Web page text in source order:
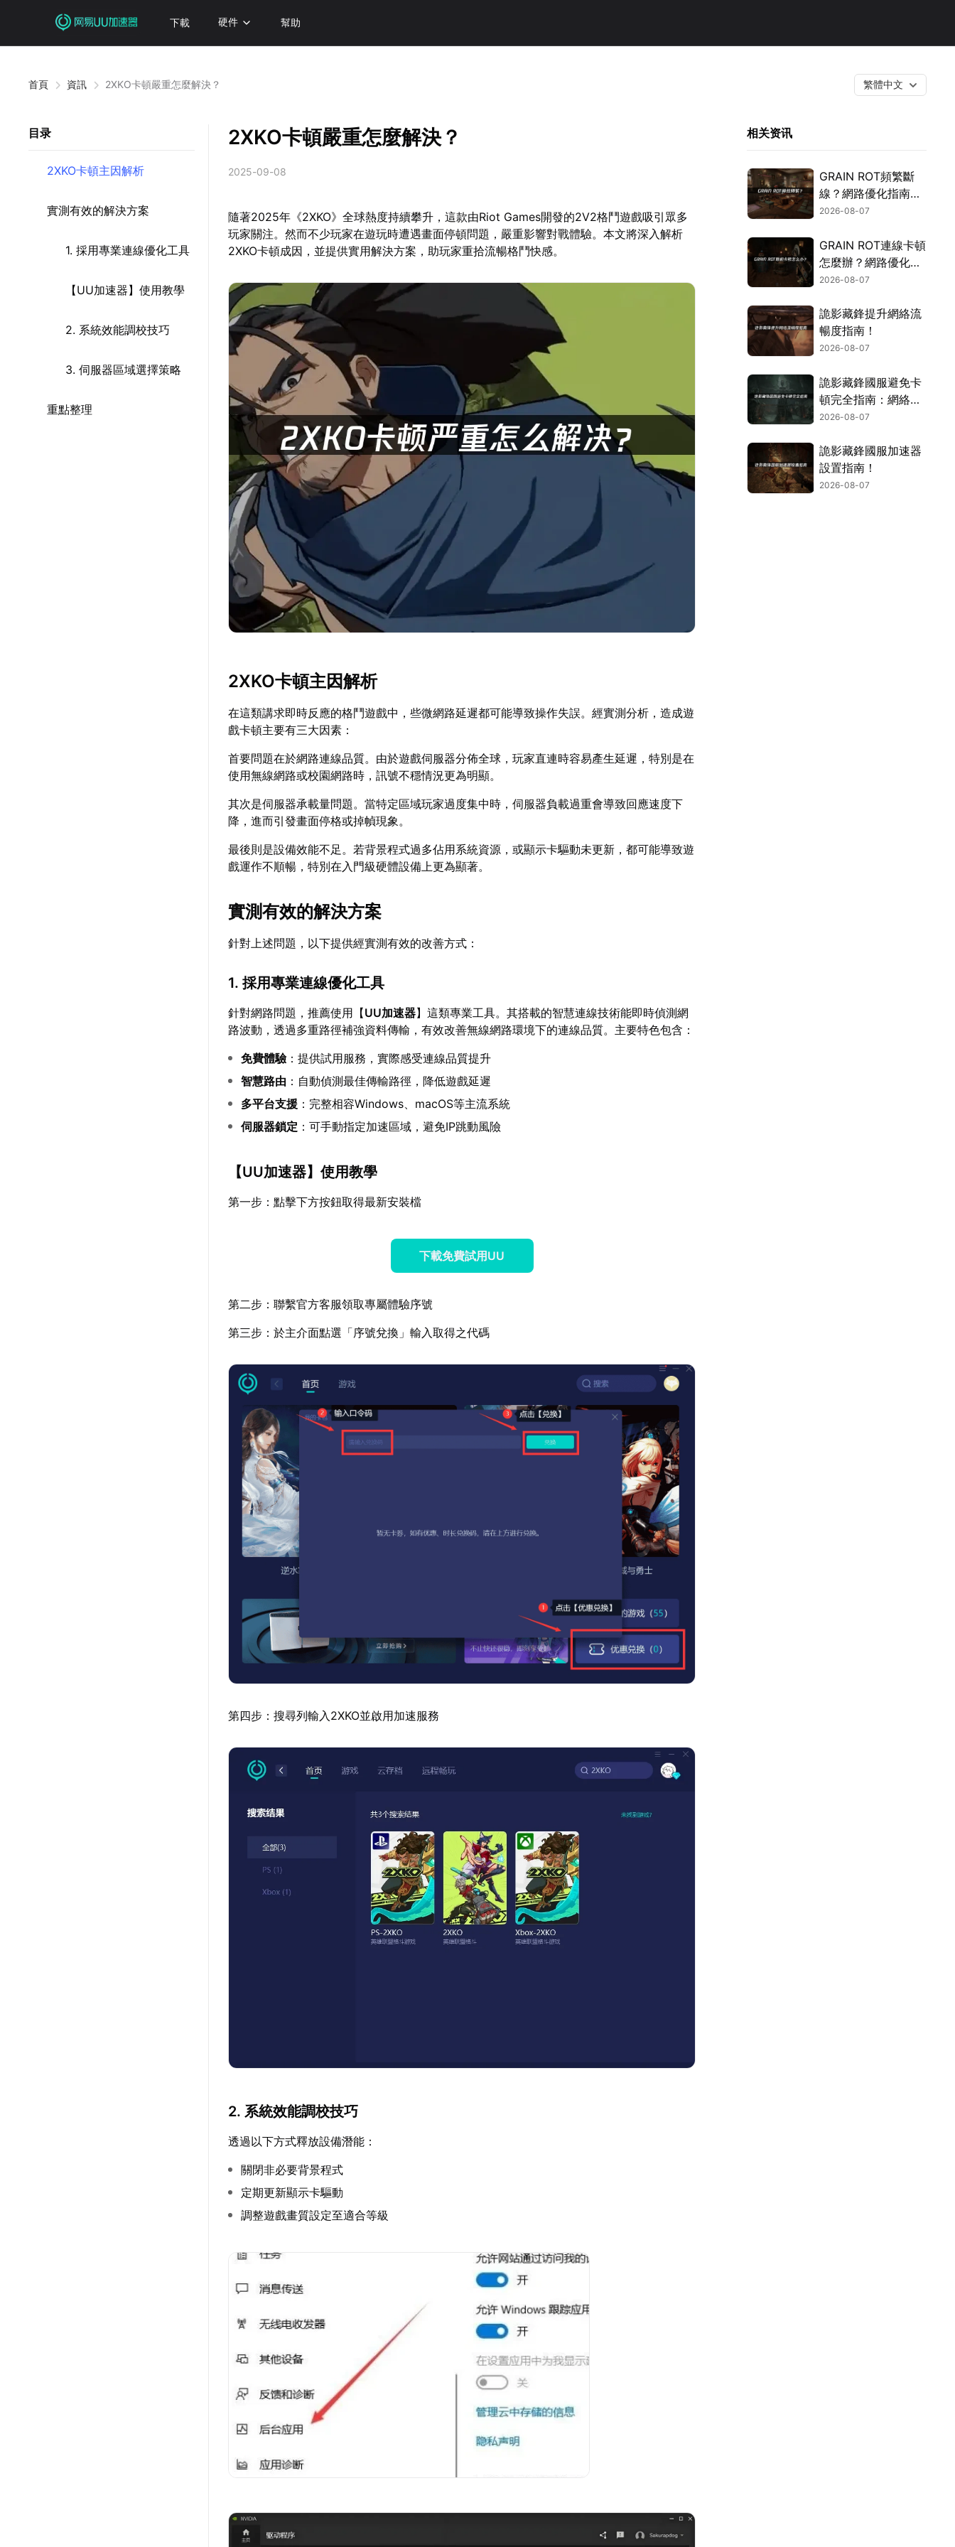
下載 硬件 幫助
首頁 資訊 2XKO卡頓嚴重怎麼解決？ 繁體中文
目录
2XKO卡頓主因解析
實測有效的解決方案
1. 採用專業連線優化工具
【UU加速器】使用教學
2. 系統效能調校技巧
3. 伺服器區域選擇策略
重點整理
2XKO卡頓嚴重怎麼解決？
2025-09-08
隨著2025年《2XKO》全球熱度持續攀升，這款由Riot Games開發的2V2格鬥遊戲吸引眾多
玩家關注。然而不少玩家在遊玩時遭遇畫面停頓問題，嚴重影響對戰體驗。本文將深入解析
2XKO卡頓成因，並提供實用解決方案，助玩家重拾流暢格鬥快感。
2XKO卡頓主因解析
在這類講求即時反應的格鬥遊戲中，些微網路延遲都可能導致操作失誤。經實測分析，造成遊
戲卡頓主要有三大因素：
首要問題在於網路連線品質。由於遊戲伺服器分佈全球，玩家直連時容易產生延遲，特別是在
使用無線網路或校園網路時，訊號不穩情況更為明顯。
其次是伺服器承載量問題。當特定區域玩家過度集中時，伺服器負載過重會導致回應速度下
降，進而引發畫面停格或掉幀現象。
最後則是設備效能不足。若背景程式過多佔用系統資源，或顯示卡驅動未更新，都可能導致遊
戲運作不順暢，特別在入門級硬體設備上更為顯著。
實測有效的解決方案
針對上述問題，以下提供經實測有效的改善方式：
1. 採用專業連線優化工具
針對網路問題，推薦使用【UU加速器】這類專業工具。其搭載的智慧連線技術能即時偵測網
路波動，透過多重路徑補強資料傳輸，有效改善無線網路環境下的連線品質。主要特色包含：
免費體驗：提供試用服務，實際感受連線品質提升
智慧路由 ：自動偵測最佳傳輸路徑，降低遊戲延遲
多平台支援 ：完整相容Windows、macOS等主流系統
伺服器鎖定 ：可手動指定加速區域，避免IP跳動風險
【UU加速器】使用教學
第一步：點擊下方按鈕取得最新安裝檔
下載免費試用UU
第二步：聯繫官方客服領取專屬體驗序號
第三步：於主介面點選「序號兌換」輸入取得之代碼
第四步：搜尋列輸入2XKO並啟用加速服務
2. 系統效能調校技巧
透過以下方式釋放設備潛能：
關閉非必要背景程式
定期更新顯示卡驅動
調整遊戲畫質設定至適合等級
相关资讯
GRAIN ROT頻繁斷
線？網路優化指南一
次搞定！
2026-08-07
GRAIN ROT連線卡頓
怎麼辦？網路優化這
樣解決！
2026-08-07
詭影藏鋒提升網絡流
暢度指南！
2026-08-07
詭影藏鋒國服避免卡
頓完全指南：網絡優
化與解決技巧！
2026-08-07
詭影藏鋒國服加速器
設置指南！
2026-08-07